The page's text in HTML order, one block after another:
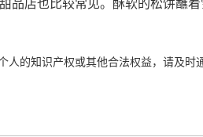
品店也比较常见。酥软的松饼蘸
的知识产权或其他合法权益，请及时